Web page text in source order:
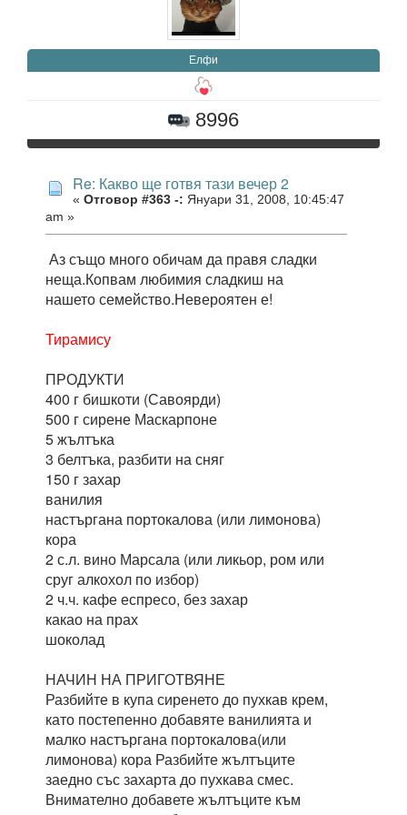
Елфи
8996
Re: Какво ще готвя тази вечер 2
« Отговор #363 -: Януари 31, 2008, 10:45:47
am »
Аз също много обичам да правя сладки
неща.Копвам любимия сладкиш на
нашето семейство.Невероятен е!
Тирамису
ПРОДУКТИ
400 г бишкоти (Савоярди)
500 г сирене Маскарпоне
5 жълтъка
3 белтъка, разбити на сняг
150 г захар
ванилия
настъргана портокалова (или лимонова)
кора
2 с.л. вино Марсала (или ликьор, ром или
сруг алкохол по избор)
2 ч.ч. кафе еспресо, без захар
какао на прах
шоколад
НАЧИН НА ПРИГОТВЯНЕ
Разбийте в купа сиренето до пухкав крем,
като постепенно добавяте ванилията и
малко настъргана портокалова(или
лимонова) кора Разбийте жълтъците
заедно със захарта до пухкава смес.
Внимателно добавете жълтъците към